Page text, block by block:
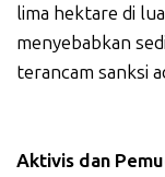
lima hektare di
menyebabkan
terancam sanksi
Aktivis dan